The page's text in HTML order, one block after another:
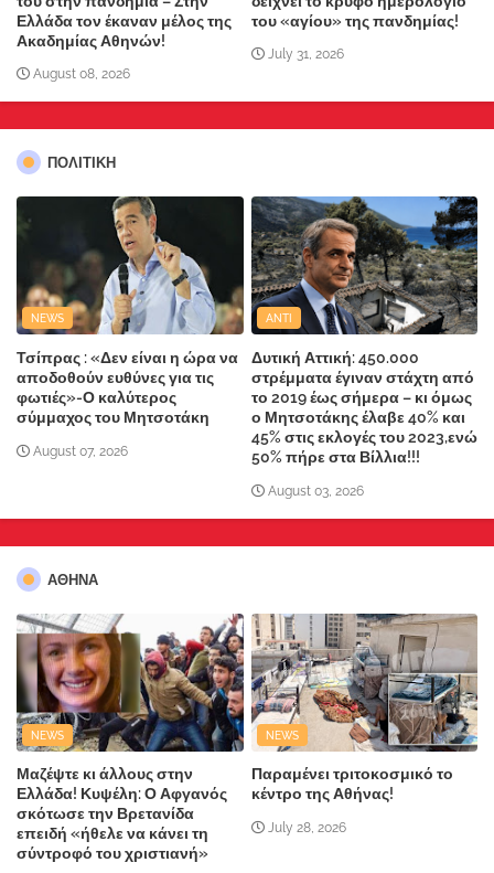
Ελλάδα τον έκαναν μέλος της
Ακαδημίας Αθηνών!
August 08, 2026
του «αγίου» της πανδημίας!
July 31, 2026
ΠΟΛΙΤΙΚΗ
NEWS
Τσίπρας : «Δεν είναι η ώρα να
αποδοθούν ευθύνες για τις
φωτιές»-Ο καλύτερος
σύμμαχος του Μητσοτάκη
August 07, 2026
ANTI
Δυτική Αττική: 450.000
στρέμματα έγιναν στάχτη από
το 2019 έως σήμερα – κι όμως
ο Μητσοτάκης έλαβε 40% και
45% στις εκλογές του 2023,ενώ
50% πήρε στα Βίλλια!!!
August 03, 2026
ΑΘΗΝΑ
NEWS
Μαζέψτε κι άλλους στην
Ελλάδα! Κυψέλη: Ο Αφγανός
σκότωσε την Βρετανίδα
επειδή «ήθελε να κάνει τη
σύντροφό του χριστιανή»
NEWS
Παραμένει τριτοκοσμικό το
κέντρο της Αθήνας!
July 28, 2026